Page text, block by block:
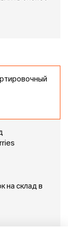
на склад в